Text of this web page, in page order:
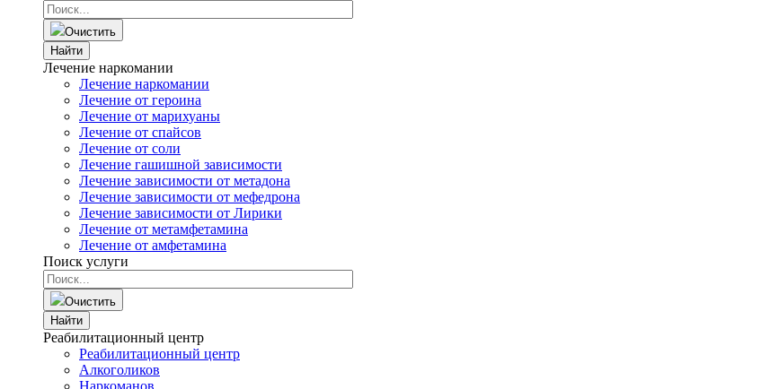
Очистить
Найти
Лечение наркомании
Лечение наркомании
Лечение от героина
Лечение от марихуаны
Лечение от спайсов
Лечение от соли
Лечение гашишной зависимости
Лечение зависимости от метадона
Лечение зависимости от мефедрона
Лечение зависимости от Лирики
Лечение от метамфетамина
Лечение от амфетамина
Поиск услуги
Очистить
Найти
Реабилитационный центр
Реабилитационный центр
Алкоголиков
Наркоманов